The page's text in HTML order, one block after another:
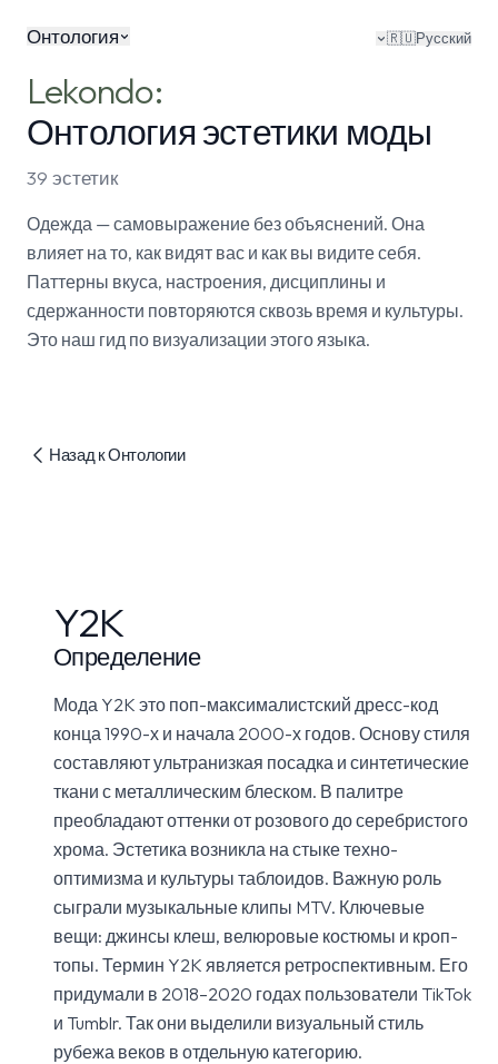
Онтология 🇷🇺Русский
Lekondo:
Онтология эстетики моды
39 эстетик
Одежда — самовыражение без объяснений. Она
влияет на то, как видят вас и как вы видите себя.
Паттерны вкуса, настроения, дисциплины и
сдержанности повторяются сквозь время и культуры.
Это наш гид по визуализации этого языка.
Назад к Онтологии
Y2K
Определение
Мода Y2K это поп-максималистский дресс-код
конца 1990-х и начала 2000-х годов. Основу стиля
составляют ультранизкая посадка и синтетические
ткани с металлическим блеском. В палитре
преобладают оттенки от розового до серебристого
хрома. Эстетика возникла на стыке техно-
оптимизма и культуры таблоидов. Важную роль
сыграли музыкальные клипы MTV. Ключевые
вещи: джинсы клеш, велюровые костюмы и кроп-
топы. Термин Y2K является ретроспективным. Его
придумали в 2018–2020 годах пользователи TikTok
и Tumblr. Так они выделили визуальный стиль
рубежа веков в отдельную категорию.